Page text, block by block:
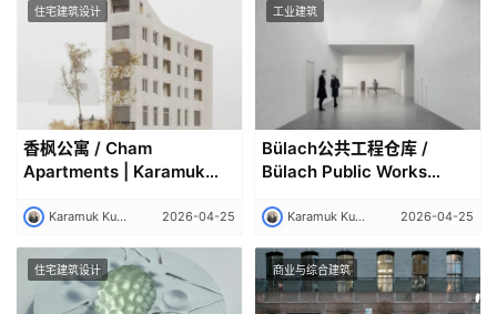
住宅建筑设计
香枫公寓 / Cham
Apartments | Karamuk
Karamuk Kuo 建筑事务所 2026-04-25
工业建筑
Bülach公共工程仓库 /
Bülach Public Works
事务所Karamuk Kuo 建筑事务所 2026-04-25
住宅建筑设计 商业与综合建筑